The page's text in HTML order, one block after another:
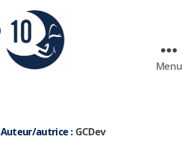
Menu
Auteur/autrice : GCDev